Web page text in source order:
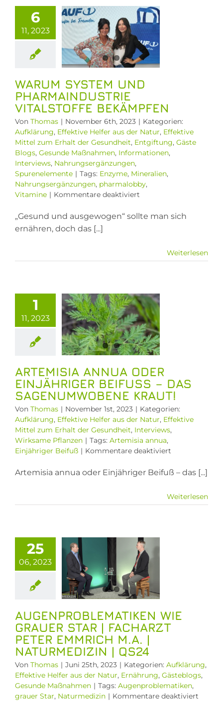
6
11, 2023
Effektive
Mittel zum
Gesunde
WARUM SYSTEM UND
PHARMAINDUSTRIE
VITALSTOFFE BEKÄMPFEN
Von Thomas | November 6th, 2023 | Kategorien:
Aufklärung, Effektive Helfer aus der Natur, Effektive
Mittel zum Erhalt der Gesundheit, Entgiftung, Gäste
Blogs, Gesunde Maßnahmen, Informationen,
Interviews, Nahrungsergänzungen,
Spurenelemente | Tags: Enzyme, Mineralien,
Nahrungsergänzungen, pharmalobby,
Vitamine | Kommentare deaktiviert
System
bekämpfen
„Gesund und ausgewogen“ sollte man sich
ernähren, doch das [...]
Weiterlesen
1
11, 2023
– das
Mittel zum
Gesundheit
Wirksame
ARTEMISIA ANNUA ODER
EINJÄHRIGER BEIFUSS – DAS S
AGENUMWOBENE KRAUT!
Von Thomas | November 1st, 2023 | Kategorien:
Aufklärung, Effektive Helfer aus der Natur, Effektive
Mittel zum Erhalt der Gesundheit, Interviews,
Wirksame Pflanzen | Tags: Artemisia annua,
Einjähriger Beifuß | Kommentare deaktiviert
annua
Einjähriger
Artemisia annua oder Einjähriger Beifuß – das [...]
Weiterlesen
25
06, 2023
Facharzt
Emmrich
M.A. |
|
Effektive
der Natur
Gesunde
AUGENPROBLEMATIKEN WIE
GRAUER STAR | FACHARZT
PETER EMMRICH M.A. |
NATURMEDIZIN | QS24
Von Thomas | Juni 25th, 2023 | Kategorien: Aufklärung,
Effektive Helfer aus der Natur, Ernährung, Gästeblogs,
Gesunde Maßnahmen | Tags: Augenproblematiken,
grauer Star, Naturmedizin | Kommentare deaktiviert